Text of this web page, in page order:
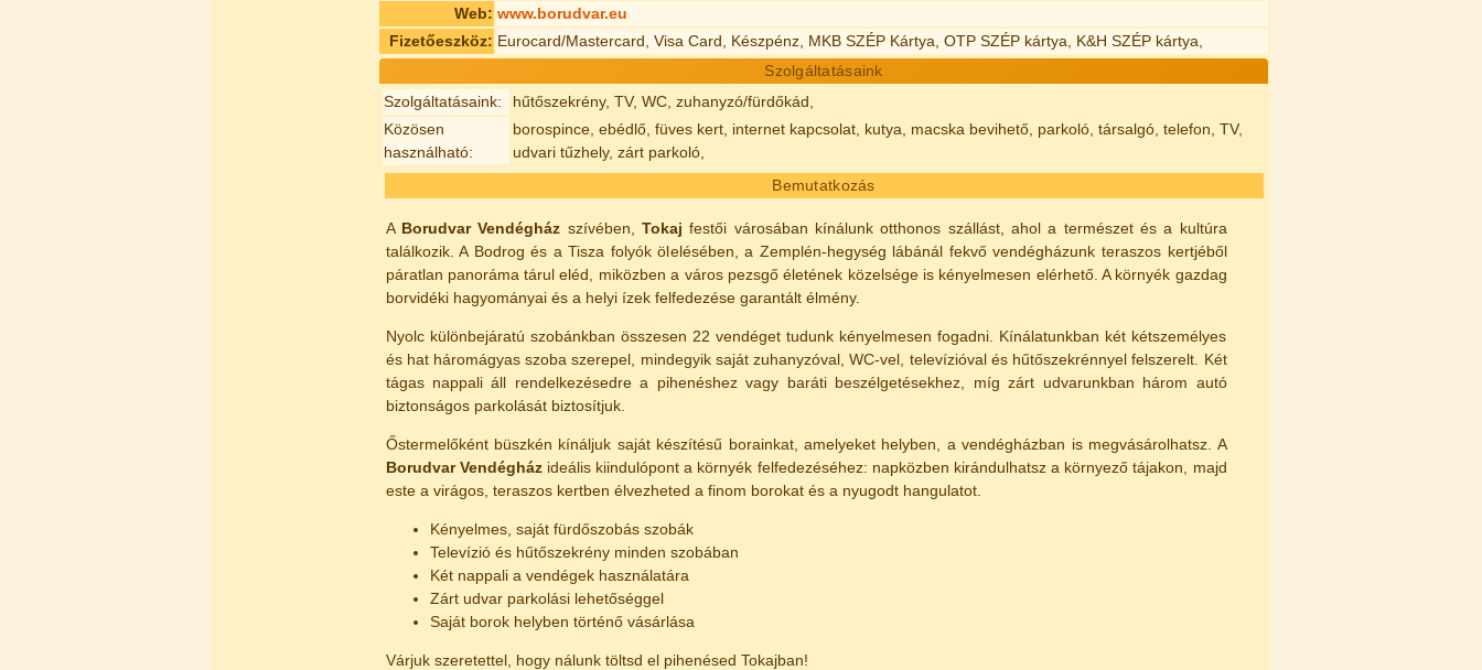
Web: www.borudvar.eu
Fizetőeszköz: Eurocard/Mastercard, Visa Card, Készpénz, MKB SZÉP Kártya, OTP SZÉP kártya, K&H SZÉP kártya,
Szolgáltatásaink
Szolgáltatásaink:
hűtőszekrény, TV, WC, zuhanyzó/fürdőkád,
Közösen
használható:
borospince, ebédlő, füves kert, internet kapcsolat, kutya, macska bevihető, parkoló, társalgó, telefon, TV,
udvari tűzhely, zárt parkoló,
Bemutatkozás
A Borudvar Vendégház szívében, Tokaj festői városában kínálunk otthonos szállást, ahol a természet és a kultúra
találkozik. A Bodrog és a Tisza folyók ölelésében, a Zemplén-hegység lábánál fekvő vendégházunk teraszos kertjéből
páratlan panoráma tárul eléd, miközben a város pezsgő életének közelsége is kényelmesen elérhető. A környék gazdag
borvidéki hagyományai és a helyi ízek felfedezése garantált élmény.
Nyolc különbejáratú szobánkban összesen 22 vendéget tudunk kényelmesen fogadni. Kínálatunkban két kétszemélyes
és hat háromágyas szoba szerepel, mindegyik saját zuhanyzóval, WC-vel, televízióval és hűtőszekrénnyel felszerelt. Két
tágas nappali áll rendelkezésedre a pihenéshez vagy baráti beszélgetésekhez, míg zárt udvarunkban három autó
biztonságos parkolását biztosítjuk.
Őstermelőként büszkén kínáljuk saját készítésű borainkat, amelyeket helyben, a vendégházban is megvásárolhatsz. A
Borudvar Vendégházideális kiindulópont a környék felfedezéséhez: napközben kirándulhatsz a környező tájakon, majd
este a virágos, teraszos kertben élvezheted a finom borokat és a nyugodt hangulatot.
Kényelmes, saját fürdőszobás szobák
Televízió és hűtőszekrény minden szobában
Két nappali a vendégek használatára
Zárt udvar parkolási lehetőséggel
Saját borok helyben történő vásárlása
Várjuk szeretettel, hogy nálunk töltsd el pihenésed Tokajban!